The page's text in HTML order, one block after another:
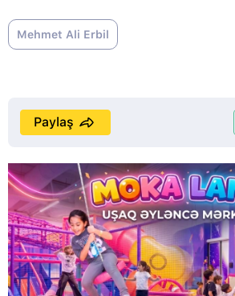
Mehmet Ali Erbil
Paylaş